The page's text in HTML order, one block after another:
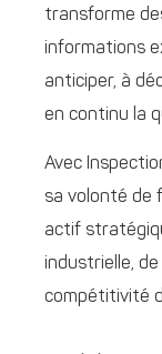
transforme
informations
anticiper, à
en continu la
Avec
sa volonté de
actif
industrielle,
compétitivité